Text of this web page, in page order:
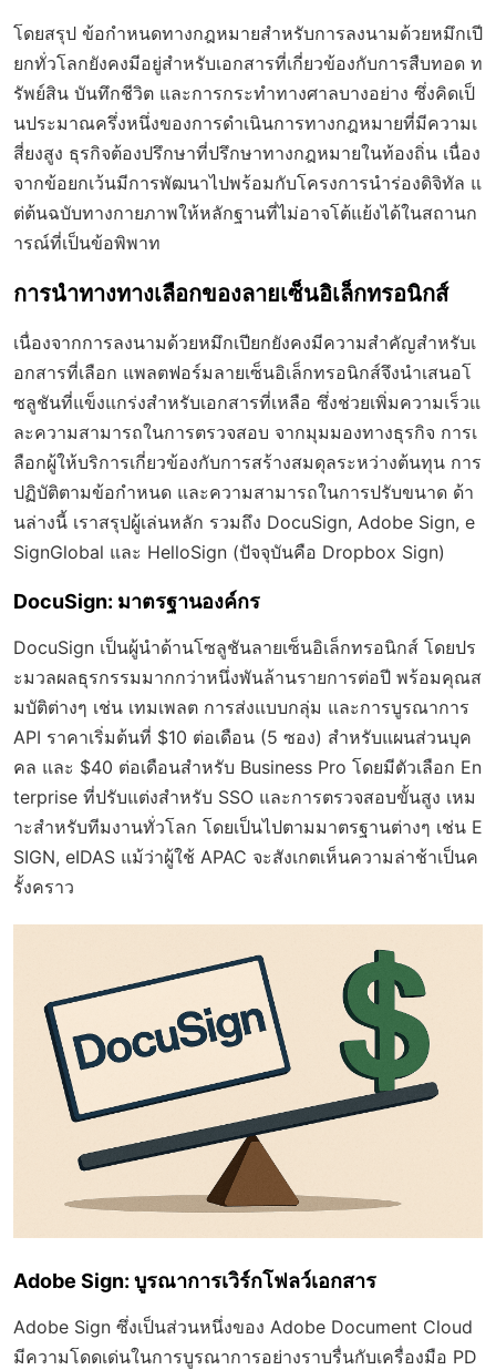
โดยสรุป ข้อกำหนดทางกฎหมายสำหรับการลงนามด้วยหมึกเปี
ยกทั่วโลกยังคงมีอยู่สำหรับเอกสารที่เกี่ยวข้องกับการสืบทอด ท
รัพย์สิน บันทึกชีวิต และการกระทำทางศาลบางอย่าง ซึ่งคิดเป็
นประมาณครึ่งหนึ่งของการดำเนินการทางกฎหมายที่มีความเ
สี่ยงสูง ธุรกิจต้องปรึกษาที่ปรึกษาทางกฎหมายในท้องถิ่น เนื่อง
จากข้อยกเว้นมีการพัฒนาไปพร้อมกับโครงการนำร่องดิจิทัล แ
ต่ต้นฉบับทางกายภาพให้หลักฐานที่ไม่อาจโต้แย้งได้ในสถานก
ารณ์ที่เป็นข้อพิพาท
การนำทางทางเลือกของลายเซ็นอิเล็กทรอนิกส์
เนื่องจากการลงนามด้วยหมึกเปียกยังคงมีความสำคัญสำหรับเ
อกสารที่เลือก แพลตฟอร์มลายเซ็นอิเล็กทรอนิกส์จึงนำเสนอโ
ซลูชันที่แข็งแกร่งสำหรับเอกสารที่เหลือ ซึ่งช่วยเพิ่มความเร็วแ
ละความสามารถในการตรวจสอบ จากมุมมองทางธุรกิจ การเ
ลือกผู้ให้บริการเกี่ยวข้องกับการสร้างสมดุลระหว่างต้นทุน การ
ปฏิบัติตามข้อกำหนด และความสามารถในการปรับขนาด ด้า
นล่างนี้ เราสรุปผู้เล่นหลัก รวมถึง DocuSign, Adobe Sign, e
SignGlobal และ HelloSign (ปัจจุบันคือ Dropbox Sign)
DocuSign: มาตรฐานองค์กร
DocuSign เป็นผู้นำด้านโซลูชันลายเซ็นอิเล็กทรอนิกส์ โดยปร
ะมวลผลธุรกรรมมากกว่าหนึ่งพันล้านรายการต่อปี พร้อมคุณส
มบัติต่างๆ เช่น เทมเพลต การส่งแบบกลุ่ม และการบูรณาการ
API ราคาเริ่มต้นที่ $10 ต่อเดือน (5 ซอง) สำหรับแผนส่วนบุค
คล และ $40 ต่อเดือนสำหรับ Business Pro โดยมีตัวเลือก En
terprise ที่ปรับแต่งสำหรับ SSO และการตรวจสอบขั้นสูง เหม
าะสำหรับทีมงานทั่วโลก โดยเป็นไปตามมาตรฐานต่างๆ เช่น E
SIGN, eIDAS แม้ว่าผู้ใช้ APAC จะสังเกตเห็นความล่าช้าเป็นค
รั้งคราว
Adobe Sign: บูรณาการเวิร์กโฟลว์เอกสาร
Adobe Sign ซึ่งเป็นส่วนหนึ่งของ Adobe Document Cloud
มีความโดดเด่นในการบูรณาการอย่างราบรื่นกับเครื่องมือ PD